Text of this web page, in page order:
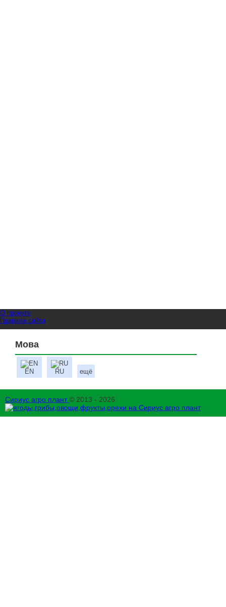
О проекте
Правила сайта
Мова
EN RU ещё
Сириус агро плант© 2013 - 2026